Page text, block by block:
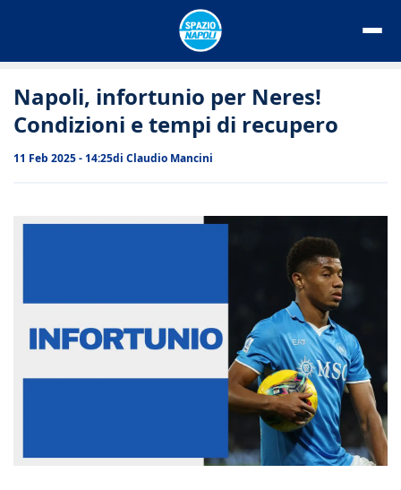
Napoli, infortunio per Neres!
Condizioni e tempi di recupero
11 Feb 2025 - 14:25di Claudio Mancini